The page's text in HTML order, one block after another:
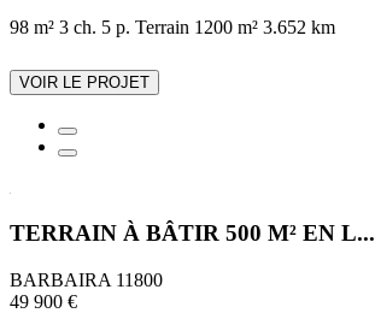
98 m² 3 ch. 5 p. Terrain 1200 m² 3.652 km
VOIR LE PROJET
TERRAIN À BÂTIR 500 M² EN L...
BARBAIRA 11800
49 900 €